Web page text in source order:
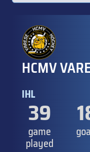
HCMV
IHL
39
game
played